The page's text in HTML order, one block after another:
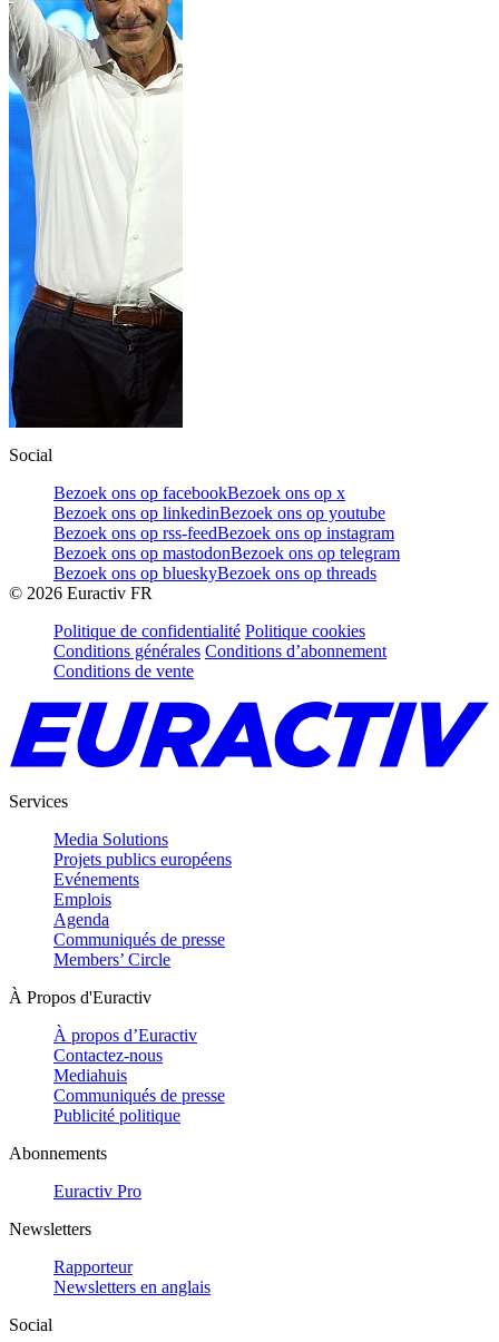
Social
Bezoek ons op facebookBezoek ons op x
Bezoek ons op linkedinBezoek ons op youtube
Bezoek ons op rss-feedBezoek ons op instagram
Bezoek ons op mastodonBezoek ons op telegram
Bezoek ons op blueskyBezoek ons op threads
© 2026 Euractiv FR
Politique de confidentialité Politique cookies
Conditions générales Conditions d’abonnement
Conditions de vente
Services
Media Solutions
Projets publics européens
Evénements
Emplois
Agenda
Communiqués de presse
Members’ Circle
À Propos d'Euractiv
À propos d’Euractiv
Contactez-nous
Mediahuis
Communiqués de presse
Publicité politique
Abonnements
Euractiv Pro
Newsletters
Rapporteur
Newsletters en anglais
Social